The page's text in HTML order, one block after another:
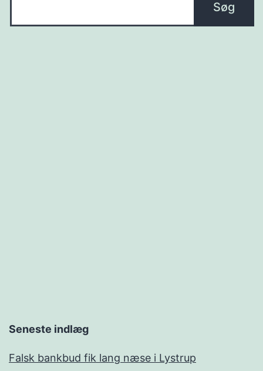
Seneste indlæg
Falsk bankbud fik lang næse i Lystrup